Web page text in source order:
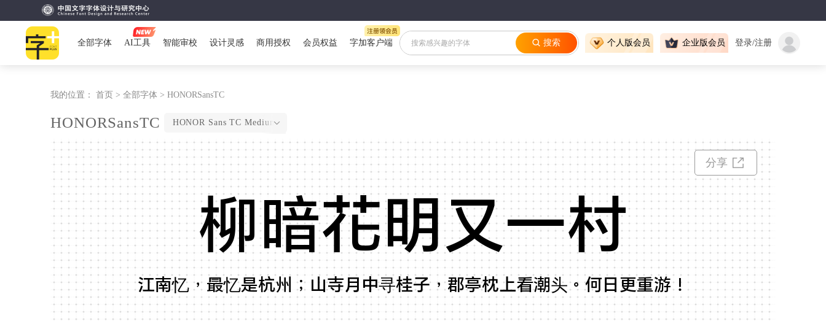
全部字体 AI工具 智能审校 设计灵感 商用授权 会员权益 字加客户端 登录/注册
企业版会员
个人版会员
搜索
我的位置： 首页 > 全部字体 > HONORSansTC
HONORSansTC HONOR Sans TC MediumHONOR Sans TC Medium
柳暗花明又一村
江南忆，最忆是杭州；山寺月中寻桂子，郡亭枕上看潮头。何日更重游！
分享